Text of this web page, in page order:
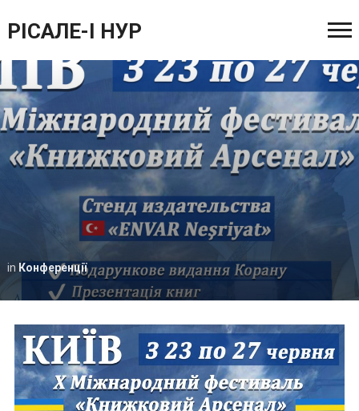
РІСАЛЕ-І НУР
in Конференції